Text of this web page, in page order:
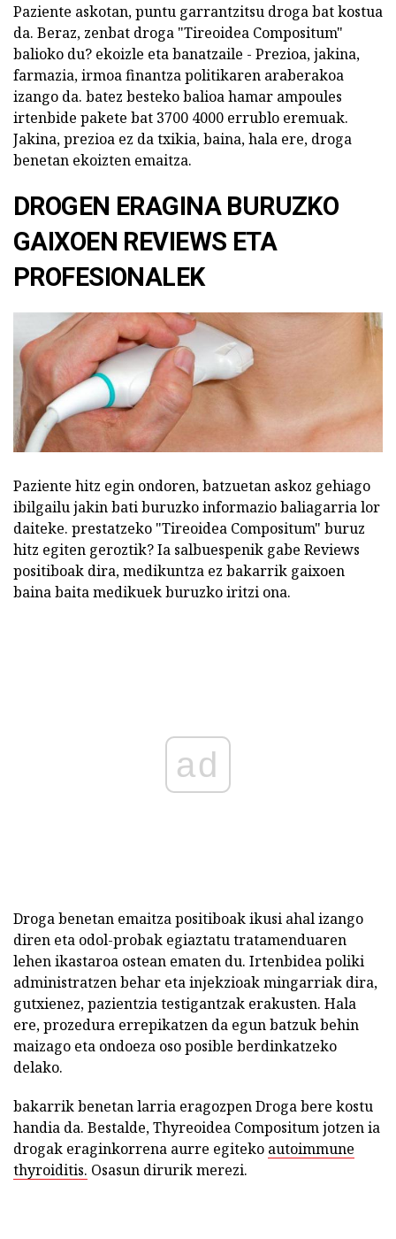
Paziente askotan, puntu garrantzitsu droga bat kostua
da. Beraz, zenbat droga "Tireoidea Compositum"
balioko du? ekoizle eta banatzaile - Prezioa, jakina,
farmazia, irmoa finantza politikaren araberakoa
izango da. batez besteko balioa hamar ampoules
irtenbide pakete bat 3700 4000 errublo eremuak.
Jakina, prezioa ez da txikia, baina, hala ere, droga
benetan ekoizten emaitza.
DROGEN ERAGINA BURUZKO
GAIXOEN REVIEWS ETA
PROFESIONALEK
Paziente hitz egin ondoren, batzuetan askoz gehiago
ibilgailu jakin bati buruzko informazio baliagarria lor
daiteke. prestatzeko "Tireoidea Compositum" buruz
hitz egiten geroztik? Ia salbuespenik gabe Reviews
positiboak dira, medikuntza ez bakarrik gaixoen
baina baita medikuek buruzko iritzi ona.
ad
Droga benetan emaitza positiboak ikusi ahal izango
diren eta odol-probak egiaztatu tratamenduaren
lehen ikastaroa ostean ematen du. Irtenbidea poliki
administratzen behar eta injekzioak mingarriak dira,
gutxienez, pazientzia testigantzak erakusten. Hala
ere, prozedura errepikatzen da egun batzuk behin
maizago eta ondoeza oso posible berdinkatzeko
delako.
bakarrik benetan larria eragozpen Droga bere kostu
handia da. Bestalde, Thyreoidea Compositum jotzen ia
drogak eraginkorrena aurre egiteko autoimmune
thyroiditis. Osasun dirurik merezi.